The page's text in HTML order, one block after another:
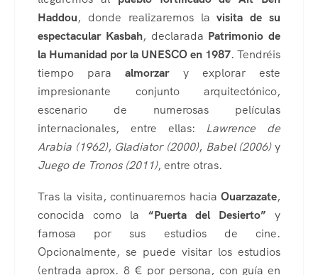
Haddou, donde realizaremos lavisita de su
espectacular Kasbah, declarada Patrimonio de
la Humanidad por la UNESCO en 1987. Tendréis
tiempo paraalmorzary explorar este
impresionante conjunto arquitectónico,
escenario de numerosas películas
internacionales, entre ellas: Lawrence de
Arabia (1962), Gladiator (2000), Babel (2006)y
Juego de Tronos (2011), entre otras.
Tras la visita, continuaremos hacia Ouarzazate,
conocida como la “Puerta del Desierto” y
famosa por sus estudios de cine.
Opcionalmente, se puede visitar los estudios
(entrada aprox. 8 € por persona, con guía en